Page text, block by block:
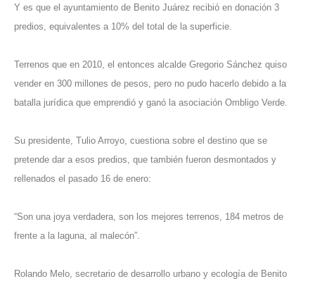
Y es que el ayuntamiento de Benito Juárez recibió en donación 3
predios, equivalentes a 10% del total de la superficie.
Terrenos que en 2010, el entonces alcalde Gregorio Sánchez quiso
vender en 300 millones de pesos, pero no pudo hacerlo debido a la
batalla jurídica que emprendió y ganó la asociación Ombligo Verde.
Su presidente, Tulio Arroyo, cuestiona sobre el destino que se
pretende dar a esos predios, que también fueron desmontados y
rellenados el pasado 16 de enero:
“Son una joya verdadera, son los mejores terrenos, 184 metros de
frente a la laguna, al malecón”.
Rolando Melo, secretario de desarrollo urbano y ecología de Benito